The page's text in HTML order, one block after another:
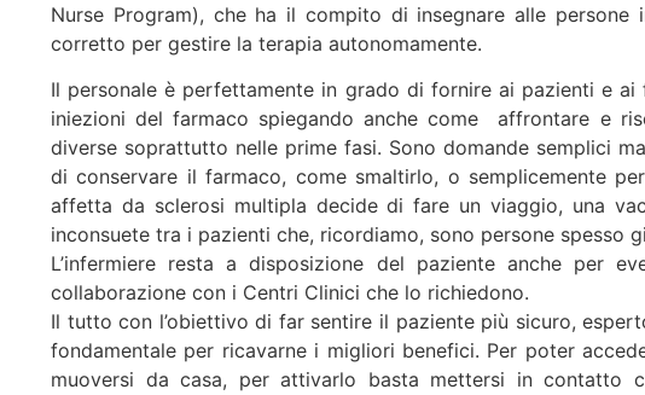
Nurse Program), che ha il compito di insegnare alle
corretto per gestire la terapia autonomamente.
Il personale è perfettamente in grado di fornire ai pazienti e
iniezioni del farmaco spiegando anche come affrontare e
diverse soprattutto nelle prime fasi. Sono domande semplici
di conservare il farmaco, come smaltirlo, o semplicemente
affetta da sclerosi multipla decide di fare un viaggio, una
inconsuete tra i pazienti che, ricordiamo, sono persone spesso
L’infermiere resta a disposizione del paziente anche per
collaborazione con i Centri Clinici che lo richiedono.
Il tutto con l’obiettivo di far sentire il paziente più sicuro,
fondamentale per ricavarne i migliori benefici. Per poter
muoversi da casa, per attivarlo basta mettersi in contatto